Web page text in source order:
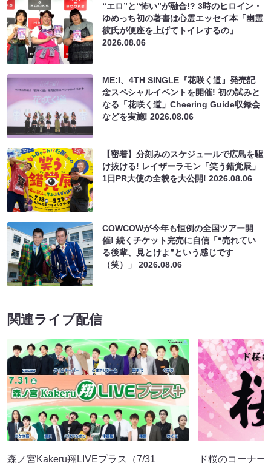
“エロ”と“怖い”が融合!? 3時のヒロイン・
ゆめっち初の著書は心霊エッセイ本「幽霊
彼氏が便座を上げてトイレするの」
2026.08.06
ME:I、4TH SINGLE『花咲く道』発売記
念スペシャルイベントを開催! 初の試みと
なる「花咲く道」Cheering Guide収録会
などを実施!2026.08.06
【密着】分刻みのスケジュールで広島を駆
け抜ける! レイザーラモン「笑う錯覚展」
1日PR大使の全貌を大公開!2026.08.06
COWCOWが今年も恒例の全国ツアー開
催! 続くチケット完売に自信「“売れてい
る後輩、見とけよ”という感じです
（笑）」2026.08.06
関連ライブ配信
森ノ宮Kakeru翔LIVEプラス（7/31 ド桜のコーナ